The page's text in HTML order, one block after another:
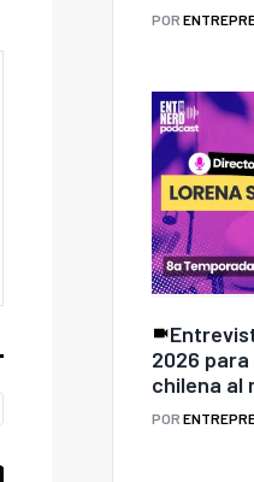
POR
2026
chilena al
POR